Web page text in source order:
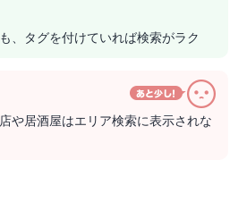
、タグを付けていれば検索がラク
や居酒屋はエリア検索に表示されな